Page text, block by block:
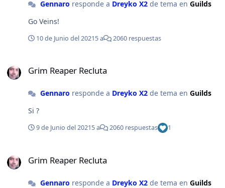
balanceado no muere. Porque...no vale de nada una
que vas a haver en woe es caminar poteando o
explotarle a los que te caen mal xD
que no pudimos soportar el de ustedes, mucho menos
matando aunque sea a algunos, jaja. Por otra parte me
alegra que despues de un año donde cierta guild juega
Gennaro responde a Dreyko X2de tema en Guilds
Go Veins!
10 de Junio del 20215 a 2060 respuestas
Grim Reaper Recluta
Gennaro responde a Dreyko X2de tema en Guilds
Si ?
9 de Junio del 20215 a 2060 respuestas 1
Grim Reaper Recluta
Gennaro responde a Dreyko X2de tema en Guilds